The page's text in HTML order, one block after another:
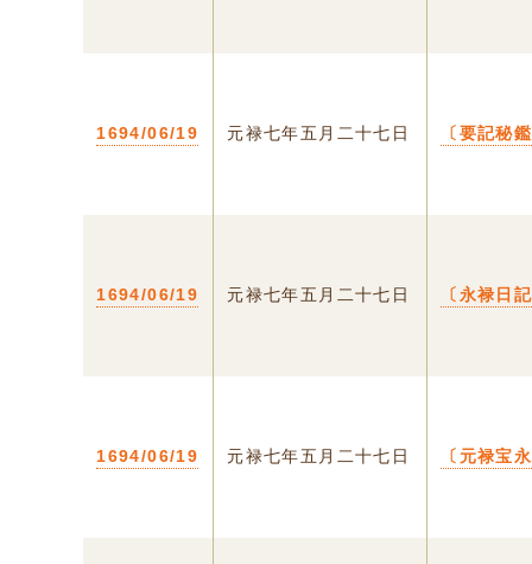
1694/06/19 元禄七年五月二十七日 〔要記秘
1694/06/19 元禄七年五月二十七日 〔永禄日
1694/06/19 元禄七年五月二十七日 〔元禄宝